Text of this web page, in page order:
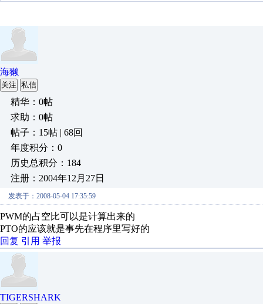
海獭
关注 私信
精华：0帖
求助：0帖
帖子：15帖 | 68回
年度积分：0
历史总积分：184
注册：2004年12月27日
发表于：2008-05-04 17:35:59
PWM的占空比可以是计算出来的
PTO的应该就是事先在程序里写好的
回复 引用 举报
TIGERSHARK